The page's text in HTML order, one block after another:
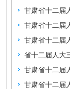
甘肃省十二届
议
甘肃省十二届
件
甘肃省十二
省文化产业发
省十二届人大
甘肃省十二届
会
甘肃省十二